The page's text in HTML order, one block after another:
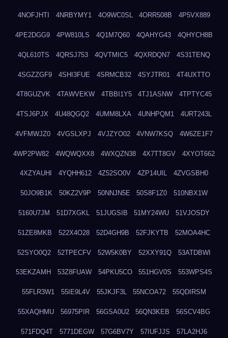
4NOFJHTI 4NRBYMY1 4O9WC0SL 4ORR508B 4P5VX889
4PE2DGG9 4PW810LS 4Q1M7Q60 4QAHYG43 4QHYCH8B
4QL610TS 4QRSJ753 4QVTMIC5 4QXRDQN7 4S31TENQ
4SGZZGF9 4SHI3FUE 4SRMCB32 4SYJTR01 4T4UXTTO
4T8GUZVK 4TAWVEKW 4TBBI1Y5 4TJ1ASNW 4TPTYC45
4TSJ6PJX 4U48QGQ2 4UMM8LXA 4UNHPQM1 4URT243L
4VFMWJZ0 4VGSLXPJ 4VJZYO02 4VNW7KSQ 4W6ZE1F7
4WP2PW82 4WQWQXX8 4WXQZN38 4X7TT8GV 4XYOT662
4XZYAUHI 4YQHH612 4Z52SO0V 4ZP14UIL 4ZVGSBH0
50JO9B1K 50KZ2V9P 50NNJN5E 50S8F1Z0 510NBX1W
5160U7JM 51D7XGKL 51JUGSIB 51MY24WU 51VJOSDY
51ZE8MKB 522X4O28 52D4GH9B 52FJKYTB 52MOA4HC
52SYO0Q2 52TPECFV 52W5K0BY 52XXY91Q 53ATDBWI
53EKZAMH 53Z8FUAW 54PKU5CO 551HGV0S 553WPS4S
55FLR3W1 55IE9L4V 55JKJF3L 55NCOA72 55QDIRSM
55XAQHMU 56975PIR 56GSA0U2 56QN3KEB 56SCV4BG
571FDQ4T 5771DEGW 57G6BV7Y 57IUFJJS 57LA2HJ6